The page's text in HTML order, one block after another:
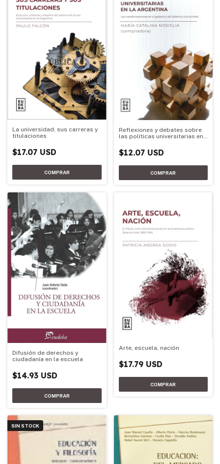
La universidad, sus carreras y
titulaciones
$17.07 USD
Reflexiones y debates sobre
las políticas universitarias en
$12.07 USD
Difusión de derechos y
ciudadanía en la escuela
$14.93 USD
Arte, escuela, nación
$17.79 USD
SIN STOCK